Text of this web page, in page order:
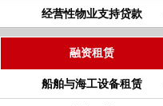
经营性物业支持贷款
融资租赁
船舶与海工设备租赁